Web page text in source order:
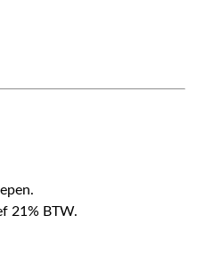
21% BTW.